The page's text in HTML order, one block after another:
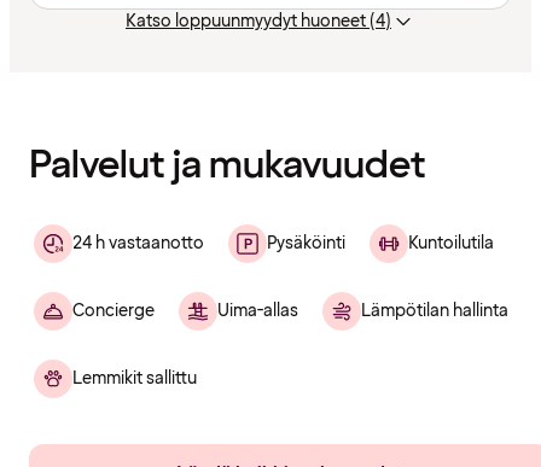
Katso loppuunmyydyt huoneet (4)
Palvelut ja mukavuudet
24 h vastaanotto Pysäköinti Kuntoilutila
Concierge Uima-allas Lämpötilan hallinta
Lemmikit sallittu